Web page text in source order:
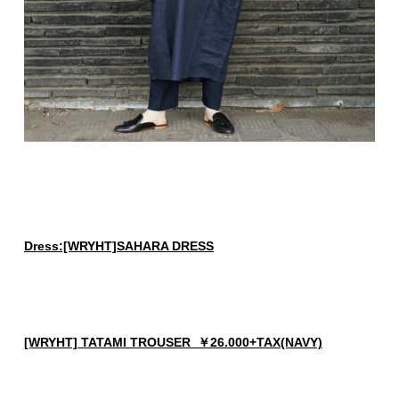
Dress:[WRYHT]SAHARA DRESS
[WRYHT] TATAMI TROUSER ￥26.000+TAX(NAVY)